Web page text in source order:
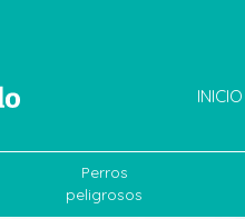
INICIO
Perros
peligrosos